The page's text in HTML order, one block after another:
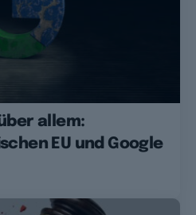
allem:
EU und Google